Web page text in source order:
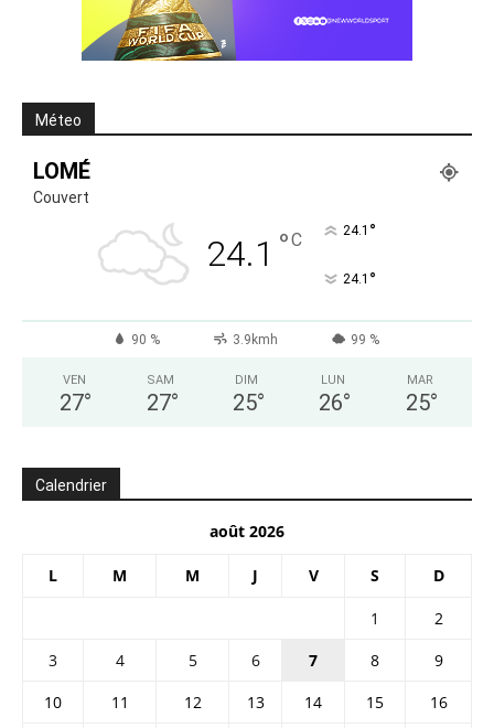
Méteo
LOMÉ
Couvert
24.1 °C 24.1 °
24.1 °
90 % 3.9kmh 99 %
VEN
27°
SAM
27°
DIM
25°
LUN
26°
MAR
25°
Calendrier
août 2026
L M M J V S D
1
2
3
4 5 6 7 8
9
10
11 12 13 14 15
16